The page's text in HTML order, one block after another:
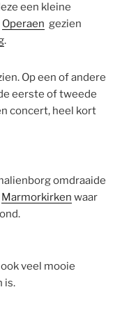
een kleine
Operaen gezien
.
Op een of andere
eerste of tweede
concert, heel kort
omdraaide
Marmorkirken waar
veel mooie
is.